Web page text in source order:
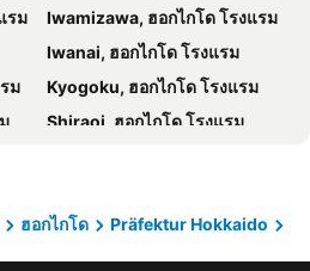
รม
Iwamizawa, ฮอกไกโด โรงแรม
Iwanai, ฮอกไกโด โรงแรม
ม
Kyogoku, ฮอกไกโด โรงแรม
Shiraoi, ฮอกไกโด โรงแรม
ม
Biei, ฮอกไกโด โรงแรม
ม
Shimukappu, ฮอกไกโด โรงแรม
ฮอกไกโด
Präfektur Hokkaido